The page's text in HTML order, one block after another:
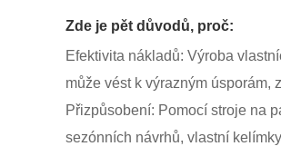
Zde je pět důvodů, proč:
Efektivita nákladů: Výroba
může vést k výrazným úsporám,
Přizpůsobení: Pomocí stroje na
sezónních návrhů, vlastní